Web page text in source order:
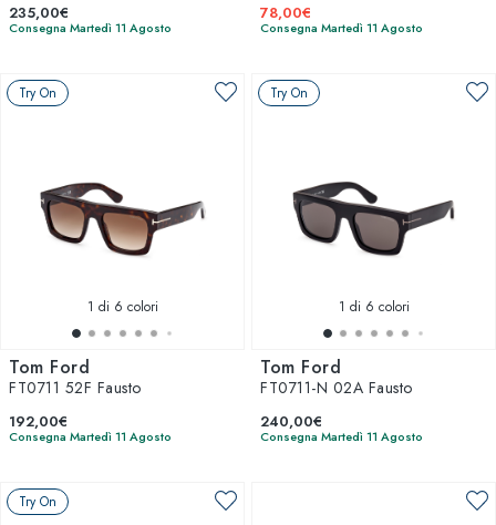
235,00€
Consegna Martedì 11 Agosto
78,00€
Consegna Martedì 11 Agosto
Try On
1 di 6 colori
Tom Ford
FT0711 52F Fausto
192,00€
Consegna Martedì 11 Agosto
Try On
1 di 6 colori
Tom Ford
FT0711-N 02A Fausto
240,00€
Consegna Martedì 11 Agosto
Try On